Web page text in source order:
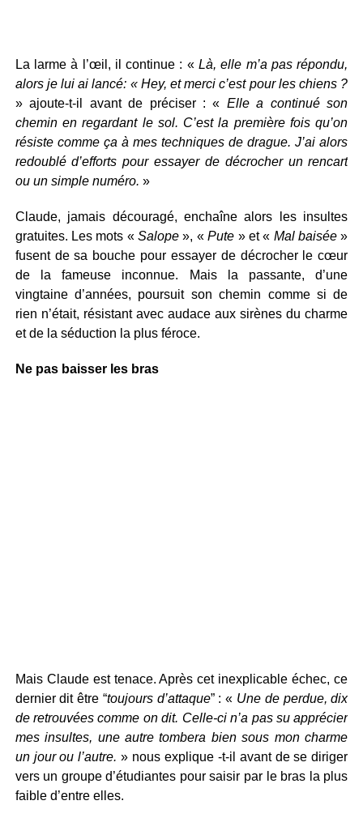
La larme à l’œil, il continue : «Là, elle m’a pas répondu,
alors je lui ai lancé: « Hey, et merci c’est pour les chiens ?
» ajoute-t-il avant de préciser : « Elle a continué son
chemin en regardant le sol. C’est la première fois qu’on
résiste comme ça à mes techniques de drague. J’ai alors
redoublé d’efforts pour essayer de décrocher un rencart
ou un simple numéro. »
Claude, jamais découragé, enchaîne alors les insultes
gratuites. Les mots «Salope », «Pute » et « Mal baisée»
fusent de sa bouche pour essayer de décrocher le cœur
de la fameuse inconnue. Mais la passante, d’une
vingtaine d’années, poursuit son chemin comme si de
rien n’était, résistant avec audace aux sirènes du charme
et de la séduction la plus féroce.
Ne pas baisser les bras
Mais Claude est tenace. Après cet inexplicable échec, ce
dernier dit être “toujours d’attaque” : « Une de perdue, dix
de retrouvées comme on dit. Celle-ci n’a pas su apprécier
mes insultes, une autre tombera bien sous mon charme
un jour ou l’autre. » nous explique -t-il avant de se diriger
vers un groupe d’étudiantes pour saisir par le bras la plus
faible d’entre elles.